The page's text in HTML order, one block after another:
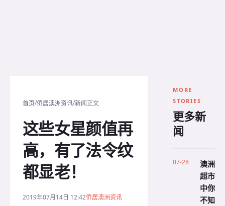
首页/侨居澳洲资讯/新闻正文
这些女星颜值再
高，有了法令纹
都显老！
2019年07月14日 12:42侨居澳洲资讯
MORE
STORIES
更多新
闻
07-28
澳洲
超市
中你
不知